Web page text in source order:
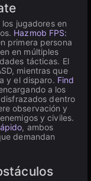
jugadores en
Hazmob FPS:
primera persona
en múltiples
tácticas. El
mientras que
y el disparo. Find
a los
dentro
observación y
y civiles.
, ambos
demandan